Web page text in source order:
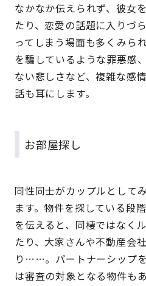
なかなか伝えられず、彼女
たり、恋愛の話題に入りづ
ってしまう場面も多くみら
を騙しているような罪悪感
ない悲しさなど、複雑な感
話も耳にします。
お部屋探し
同性同士がカップルとして
ます。物件を探している段
を伝えると、同棲ではなく
たり、大家さんや不動産会
り……。パートナーシップ
は審査の対象となる物件も